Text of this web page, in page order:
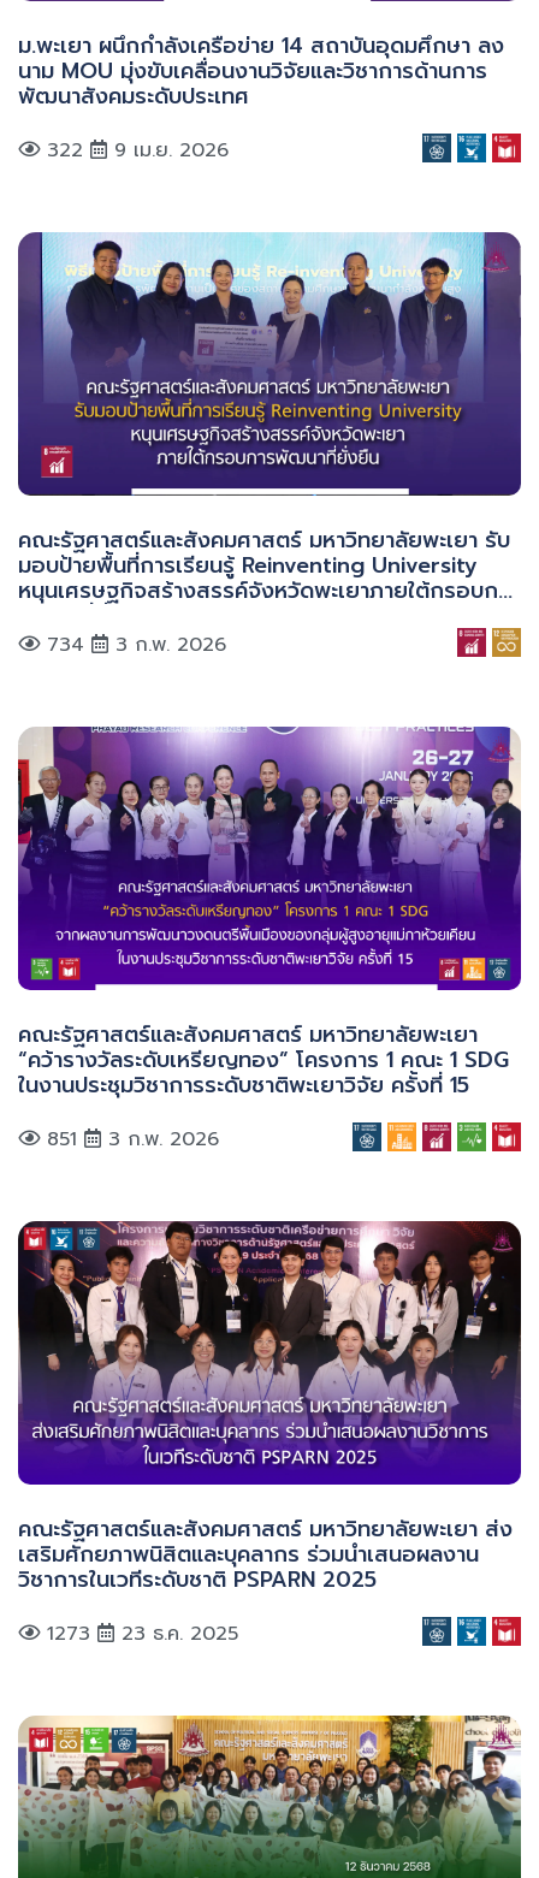
ม.พะเยา ผนึกกำลังเครือข่าย 14 สถาบันอุดมศึกษา ลง
นาม MOU มุ่งขับเคลื่อนงานวิจัยและวิชาการด้านการ
พัฒนาสังคมระดับประเทศ
322 9 เม.ย. 2026
คณะรัฐศาสตร์และสังคมศาสตร์ มหาวิทยาลัยพะเยา รับ
มอบป้ายพื้นที่การเรียนรู้ Reinventing University
หนุนเศรษฐกิจสร้างสรรค์จังหวัดพะเยาภายใต้กรอบการ
734 3 ก.พ. 2026
คณะรัฐศาสตร์และสังคมศาสตร์ มหาวิทยาลัยพะเยา
“คว้ารางวัลระดับเหรียญทอง” โครงการ 1 คณะ 1 SDG
ในงานประชุมวิชาการระดับชาติพะเยาวิจัย ครั้งที่ 15
851 3 ก.พ. 2026
คณะรัฐศาสตร์และสังคมศาสตร์ มหาวิทยาลัยพะเยา ส่ง
เสริมศักยภาพนิสิตและบุคลากร ร่วมนำเสนอผลงาน
วิชาการในเวทีระดับชาติ PSPARN 2025
1273 23 ธ.ค. 2025